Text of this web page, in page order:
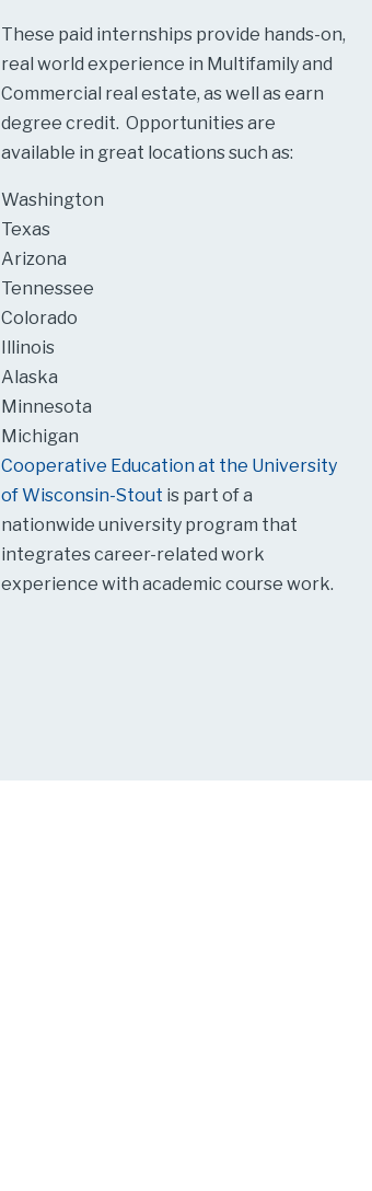
These paid internships provide hands-on,
real world experience in Multifamily and
Commercial real estate, as well as earn
degree credit. Opportunities are
available in great locations such as:
Washington
Texas
Arizona
Tennessee
Colorado
Illinois
Alaska
Minnesota
Michigan
Cooperative Education at the University
of Wisconsin-Stout is part of a
nationwide university program that
integrates career-related work
experience with academic course work.